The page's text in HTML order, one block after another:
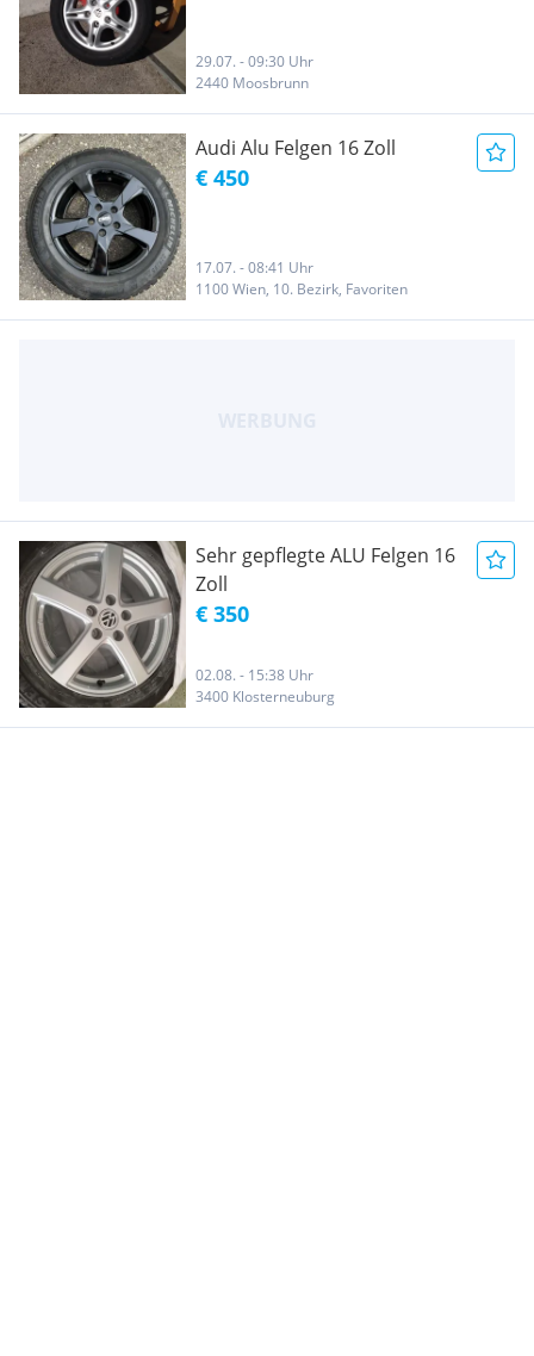
29.07. - 09:30 Uhr
2440 Moosbrunn
Audi Alu Felgen 16 Zoll
€ 450
17.07. - 08:41 Uhr
1100 Wien, 10. Bezirk, Favoriten
Sehr gepflegte ALU Felgen 16
Zoll
€ 350
02.08. - 15:38 Uhr
3400 Klosterneuburg